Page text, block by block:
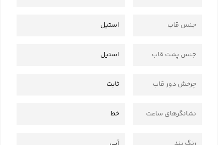
جنس قاب استیل
جنس پشت قاب استیل
چرخش دور قاب ثابت
نشانگرهای ساعت خط